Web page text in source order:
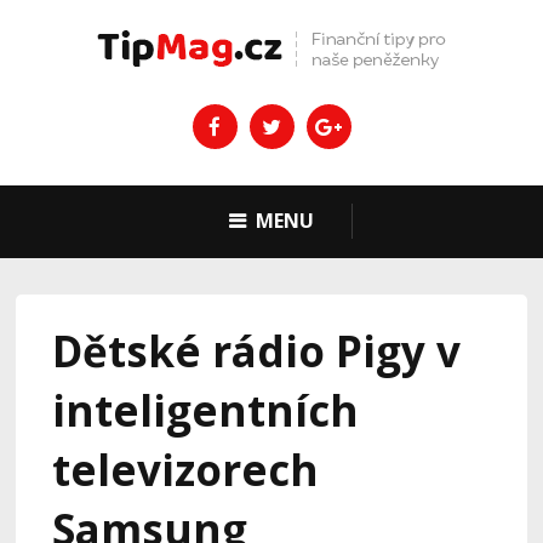
MENU
Dětské rádio Pigy v
inteligentních
televizorech
Samsung